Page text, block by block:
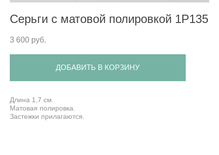
Серьги с матовой полировкой 1P135
3 600 pуб.
ДОБАВИТЬ В КОРЗИНУ
Длина 1,7 см.
Матовая полировка.
Застежки прилагаются.